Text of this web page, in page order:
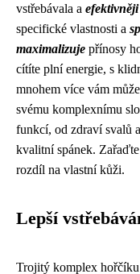
vstřebávala a efektivněji
specifické vlastnosti a
maximalizuje přínosy
cítíte plní energie, s
mnohem více vám
svému komplexnímu
funkcí, od zdraví svalů
kvalitní spánek.
rozdíl na vlastní kůži.
Lepší
Trojitý komplex